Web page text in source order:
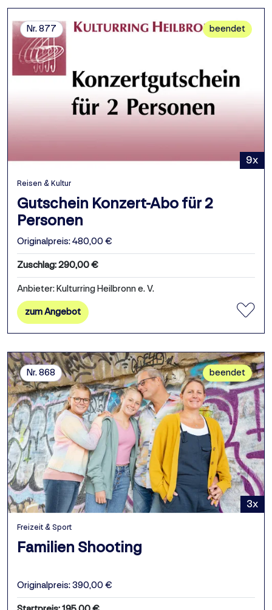
Nr. 877
9x
beendet
Reisen & Kultur
Gutschein Konzert-Abo für 2
Personen
Originalpreis: 480,00 €
Zuschlag: 290,00 €
Anbieter: Kulturring Heilbronn e. V.
zum Angebot
Nr. 868
3x
beendet
Freizeit & Sport
Familien Shooting
Originalpreis: 390,00 €